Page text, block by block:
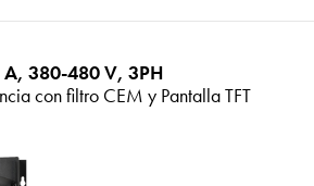
380-480 V, 3PH
con filtro CEM y Pantalla TFT